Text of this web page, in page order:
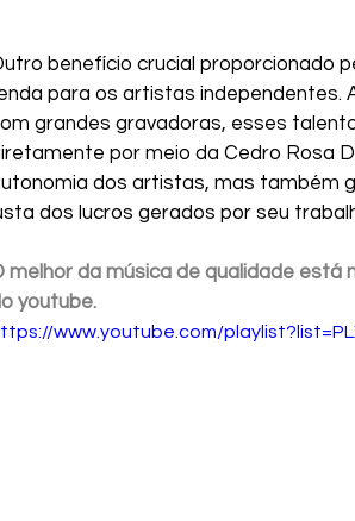
benefício crucial proporcionado
para os artistas
grandes gravadoras, esses
por meio da Cedro Rosa
dos artistas, mas também
dos lucros gerados por seu
melhor da música de qualidade está
youtube.
www.youtube.com/